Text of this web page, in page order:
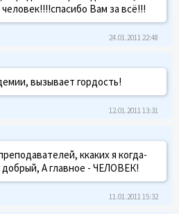
Вам за всё!!!
24.01.2011 22:48
вызывает гордость!
12.01.2011 13:31
ккаких я когда-
А главное - ЧЕЛОВЕК!
11.01.2011 15:32